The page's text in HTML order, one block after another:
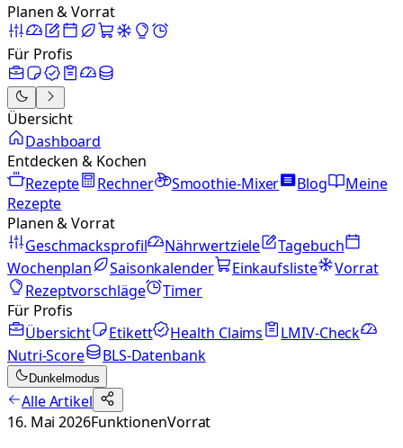
Planen & Vorrat
Für Profis
Übersicht
Dashboard
Entdecken & Kochen
Rezepte
Rechner Smoothie-Mixer Blog
Meine
Rezepte
Planen & Vorrat
Geschmacksprofil
Nährwertziele
Tagebuch
Wochenplan
Saisonkalender Einkaufsliste
Vorrat
Rezeptvorschläge
Timer
Für Profis
Übersicht
Etikett Health Claims
LMIV-Check
Nutri-Score
BLS-Datenbank
Dunkelmodus
Alle Artikel
16. Mai 2026FunktionenVorrat